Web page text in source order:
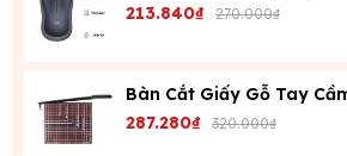
213.840₫ 270.000₫
Bàn Cắt Giấy Gỗ Tay
287.280₫ 320.000₫